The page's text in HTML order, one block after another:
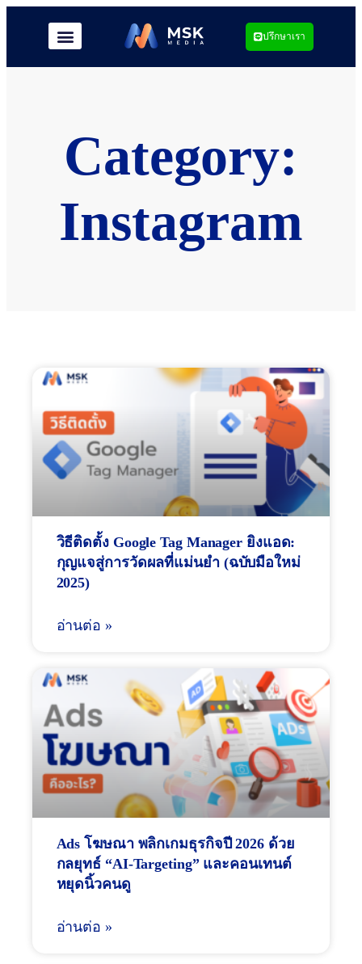
ปรึกษาเรา
Category:
Instagram
วิธีติดตั้ง Google Tag Manager ยิงแอด:
กุญแจสู่การวัดผลที่แม่นยำ (ฉบับมือใหม่
2025)
อ่านต่อ »
Ads โฆษณา พลิกเกมธุรกิจปี 2026 ด้วย
กลยุทธ์ “AI-Targeting” และคอนเทนต์
หยุดนิ้วคนดู
อ่านต่อ »